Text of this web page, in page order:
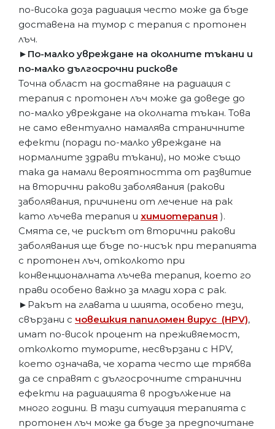
по-висока доза радиация често може да бъде
доставена на тумор с терапия с протонен
лъч.
►По-малко увреждане на околните тъкани и
по-малко дългосрочни рискове
Точна област на доставяне на радиация с
терапия с протонен лъч може да доведе до
по-малко увреждане на околната тъкан. Това
не само евентуално намалява страничните
ефекти (поради по-малко увреждане на
нормалните здрави тъкани), но може също
така да намали вероятността от развитие
на вторични ракови заболявания (ракови
заболявания, причинени от лечение на рак
като лъчева терапия и химиотерапия ).
Смята се, че рискът от вторични ракови
заболявания ще бъде по-нисък при терапията
с протонен лъч, отколкото при
конвенционалната лъчева терапия, което го
прави особено важно за млади хора с рак.
►Ракът на главата и шията, особено тези,
свързани с човешкия папиломен вирус (HPV),
имат по-висок процент на преживяемост,
отколкото туморите, несвързани с HPV,
което означава, че хората често ще трябва
да се справят с дългосрочните странични
ефекти на радиацията в продължение на
много години. В тази ситуация терапията с
протонен лъч може да бъде за предпочитане